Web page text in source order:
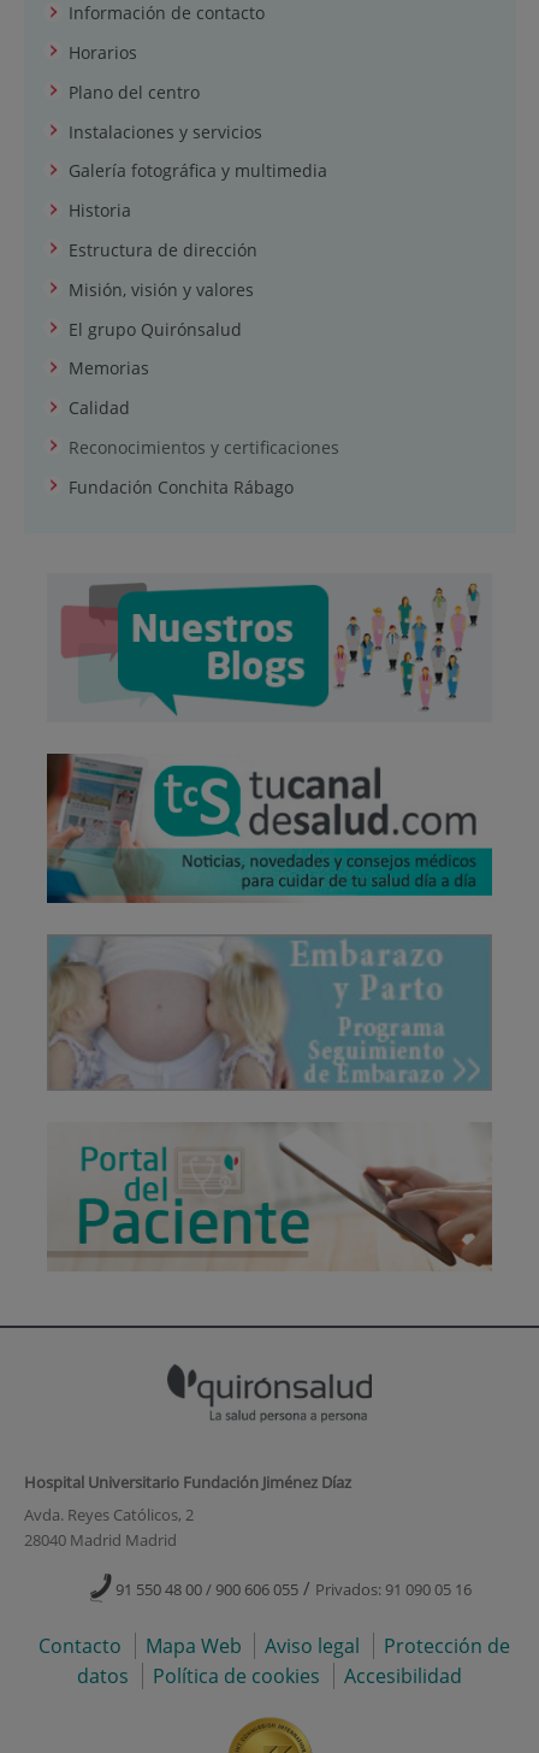
Información de contacto
Horarios
Plano del centro
Instalaciones y servicios
Galería fotográfica y multimedia
Historia
Estructura de dirección
Misión, visión y valores
El grupo Quirónsalud
Memorias
Calidad
Reconocimientos y certificaciones
Fundación Conchita Rábago
Hospital Universitario Fundación Jiménez Díaz
Avda. Reyes Católicos, 2
28040 Madrid Madrid
91 550 48 00 / 900 606 055 / Privados: 91 090 05 16
Contacto Mapa Web Aviso legal
Protección de
datos
Política de cookies Accesibilidad